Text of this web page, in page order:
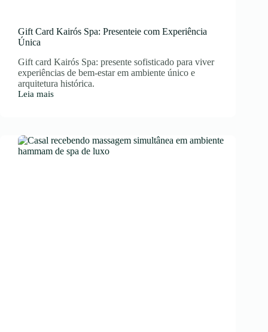
Gift Card Kairós Spa: Presenteie com Experiência
Única
Gift card Kairós Spa: presente sofisticado para viver
experiências de bem-estar em ambiente único e
arquitetura histórica.
Leia mais
Gift
Presenteie
com